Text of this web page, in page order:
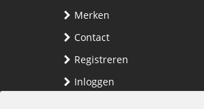
Merken
Contact
Registreren
Inloggen